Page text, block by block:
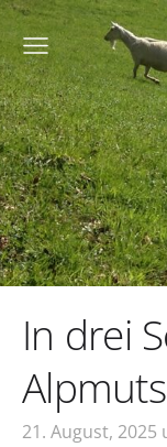
In drei
21. August, 2025